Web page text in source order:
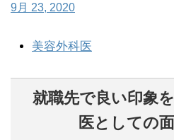
9月 23, 2020
美容外科医
就職先で良い印象
医としての